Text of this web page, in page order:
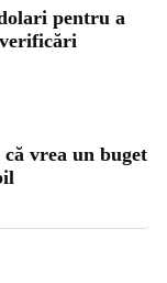
pentru a
vrea un buget